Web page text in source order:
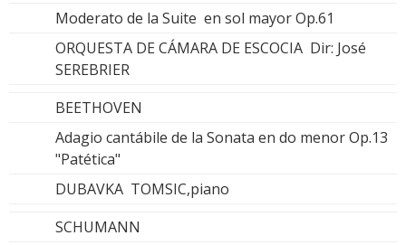
Moderato de la Suite en sol mayor Op.61
ORQUESTA DE CÁMARA DE ESCOCIA Dir: José
SEREBRIER
BEETHOVEN
Adagio cantábile de la Sonata en do menor Op.13
"Patética"
DUBAVKA TOMSIC,piano
SCHUMANN